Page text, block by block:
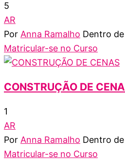
5
AR
Por Anna Ramalho Dentro de
Matricular-se no Curso
CONSTRUÇÃO DE
1
AR
Por Anna Ramalho Dentro de
Matricular-se no Curso